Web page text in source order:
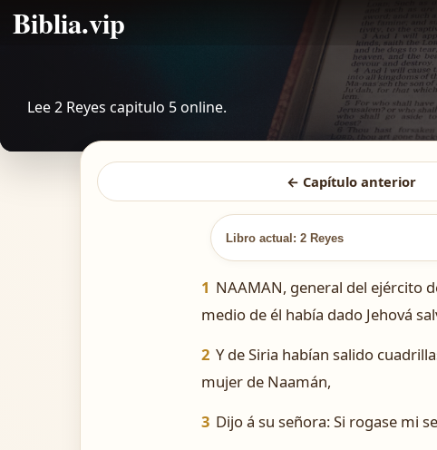
Biblia.vip
Lee 2 Reyes capitulo 5 online.
← Capítulo anterior
Libro actual: 2 Reyes
1 NAAMAN, general del ejército
medio de él había dado Jehová
2 Y de Siria habían salido
mujer de Naamán,
3 Dijo á su señora: Si rogase mi